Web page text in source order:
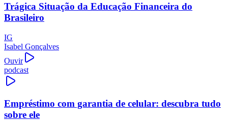
Trágica Situação da Educação Financeira do
Brasileiro
IG
Isabel Gonçalves
Ouvir
podcast
Empréstimo com garantia de celular: descubra tudo
sobre ele